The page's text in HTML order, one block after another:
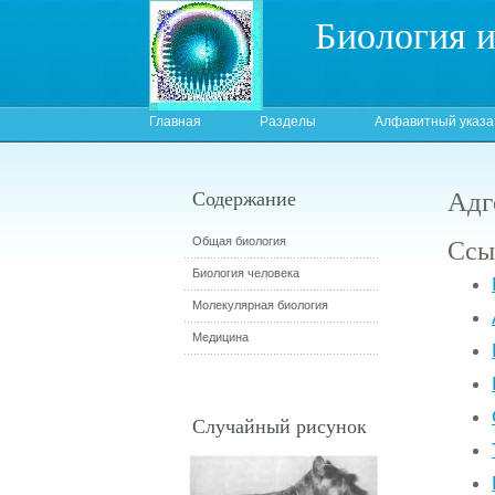
Биология
Главная Разделы Алфавитный
Содержание
Общая биология
Биология человека
Молекулярная биология
Медицина
Случайный рисунок